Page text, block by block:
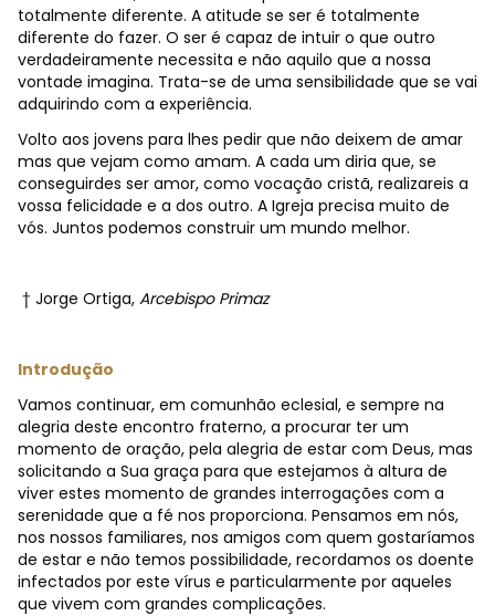
totalmente diferente. A atitude se ser é totalmente
diferente do fazer. O ser é capaz de intuir o que outro
verdadeiramente necessita e não aquilo que a nossa
vontade imagina. Trata-se de uma sensibilidade que se vai
adquirindo com a experiência.
Volto aos jovens para lhes pedir que não deixem de amar
mas que vejam como amam. A cada um diria que, se
conseguirdes ser amor, como vocação cristã, realizareis a
vossa felicidade e a dos outro. A Igreja precisa muito de
vós. Juntos podemos construir um mundo melhor.
† Jorge Ortiga, Arcebispo Primaz
Introdução
Vamos continuar, em comunhão eclesial, e sempre na
alegria deste encontro fraterno, a procurar ter um
momento de oração, pela alegria de estar com Deus, mas
solicitando a Sua graça para que estejamos à altura de
viver estes momento de grandes interrogações com a
serenidade que a fé nos proporciona. Pensamos em nós,
nos nossos familiares, nos amigos com quem gostaríamos
de estar e não temos possibilidade, recordamos os doente
infectados por este vírus e particularmente por aqueles
que vivem com grandes complicações.